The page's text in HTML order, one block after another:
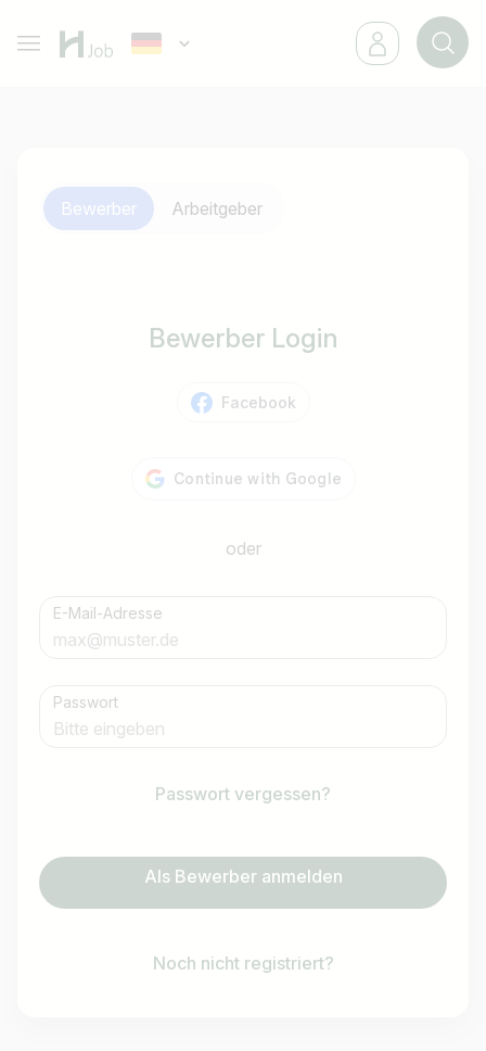
Bewerber Arbeitgeber
Bewerber Login
Facebook
oder
E-Mail-Adresse
Passwort
Passwort vergessen?
Als Bewerber anmelden
Noch nicht registriert?